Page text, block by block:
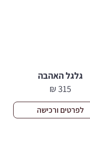
גלגל האהבה
315
₪
לפרטים ורכישה